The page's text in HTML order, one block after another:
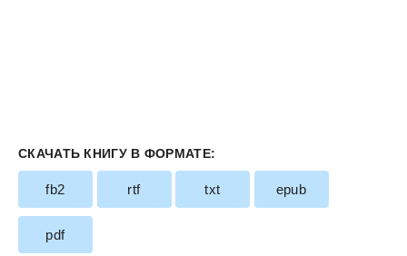
СКАЧАТЬ КНИГУ В ФОРМАТЕ:
fb2 rtf txt epub
pdf